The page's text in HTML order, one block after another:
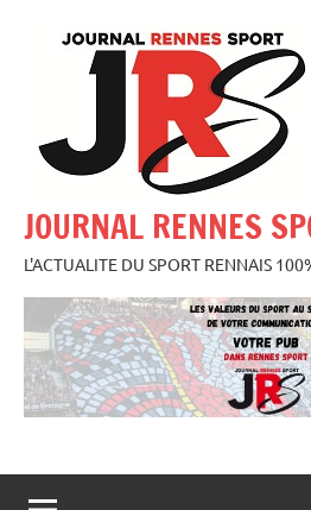
JOURNAL RENNES
L'ACTUALITE DU SPORT RENNAIS